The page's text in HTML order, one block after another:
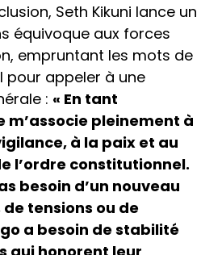
Seth Kikuni lance un
équivoque aux forces
empruntant les mots de
pour appeler à une
: « En tant
m’associe pleinement à
à la paix et au
l’ordre constitutionnel.
besoin d’un nouveau
tensions ou de
a besoin de stabilité